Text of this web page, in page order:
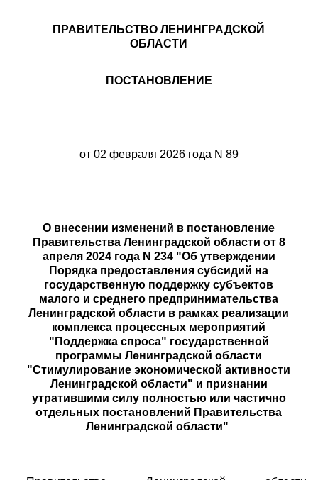
ПРАВИТЕЛЬСТВО ЛЕНИНГРАДСКОЙ
ОБЛАСТИ
ПОСТАНОВЛЕНИЕ
от 02 февраля 2026 года N 89
О внесении изменений в постановление
Правительства Ленинградской области от 8
апреля 2024 года N 234 "Об утверждении
Порядка предоставления субсидий на
государственную поддержку субъектов
малого и среднего предпринимательства
Ленинградской области в рамках реализации
комплекса процессных мероприятий
"Поддержка спроса" государственной
программы Ленинградской области
"Стимулирование экономической активности
Ленинградской области" и признании
утратившими силу полностью или частично
отдельных постановлений Правительства
Ленинградской области"